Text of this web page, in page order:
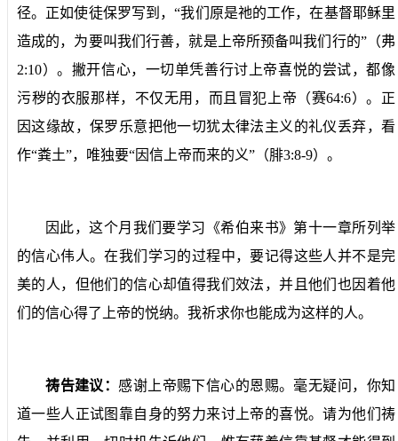
径。正如使徒保罗写到，“我们原是祂的工作，在基督耶稣里
造成的，为要叫我们行善，就是上帝所预备叫我们行的”（弗
2:10）。撇开信心，一切单凭善行讨上帝喜悦的尝试，都像
污秽的衣服那样，不仅无用，而且冒犯上帝（赛64:6）。正
因这缘故，保罗乐意把他一切犹太律法主义的礼仪丢弃，看
作“粪土”，唯独要“因信上帝而来的义”（腓3:8-9）。
因此，这个月我们要学习《希伯来书》第十一章所列举
的信心伟人。在我们学习的过程中，要记得这些人并不是完
美的人，但他们的信心却值得我们效法，并且他们也因着他
们的信心得了上帝的悦纳。我祈求你也能成为这样的人。
祷告建议：感谢上帝赐下信心的恩赐。毫无疑问，你知
道一些人正试图靠自身的努力来讨上帝的喜悦。请为他们祷